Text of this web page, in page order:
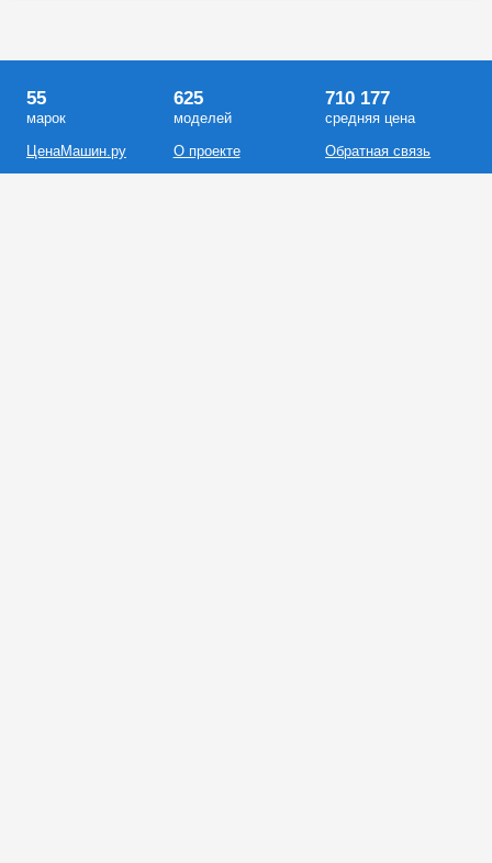
55
марок
ЦенаМашин.ру
625
моделей
О проекте
710 177
средняя цена
Обратная связь